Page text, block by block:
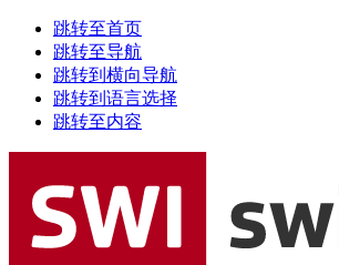
跳转至首页
跳转至导航
跳转到横向导航
跳转到语言选择
跳转至内容